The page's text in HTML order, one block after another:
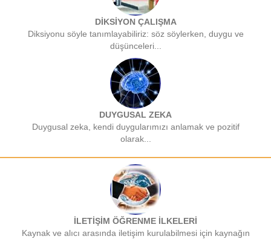
DİKSİYON ÇALIŞMA
Diksiyonu söyle tanımlayabiliriz: söz söylerken, duygu ve
düşünceleri...
DUYGUSAL ZEKA
Duygusal zeka, kendi duygularımızı anlamak ve pozitif
olarak...
İLETİŞİM ÖĞRENME İLKELERİ
Kaynak ve alıcı arasında iletişim kurulabilmesi için kaynağın